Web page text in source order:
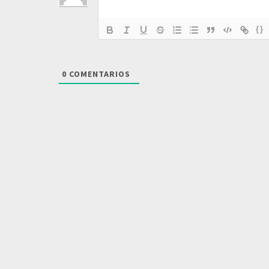
{}
0 COMENTARIOS